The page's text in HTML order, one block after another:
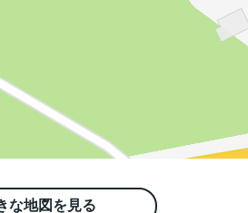
な地図を見る